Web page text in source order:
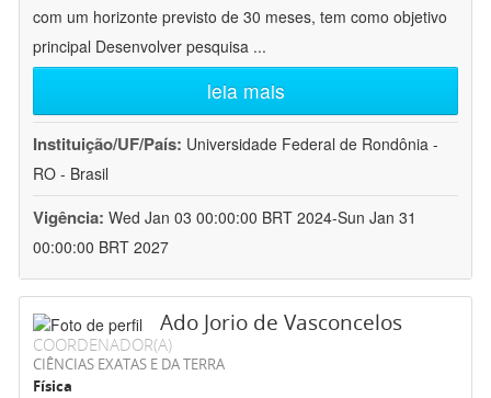
com um horizonte previsto de 30 meses, tem como objetivo
principal Desenvolver pesquisa ...
leia mais
Instituição/UF/País: Universidade Federal de Rondônia -
RO - Brasil
Vigência: Wed Jan 03 00:00:00 BRT 2024-Sun Jan 31
00:00:00 BRT 2027
Ado Jorio de Vasconcelos
COORDENADOR(A)
CIÊNCIAS EXATAS E DA TERRA
Física